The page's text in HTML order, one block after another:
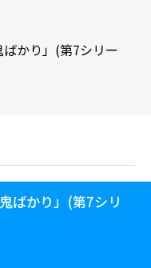
かり」(第7シリー
ばかり」(第7シリ